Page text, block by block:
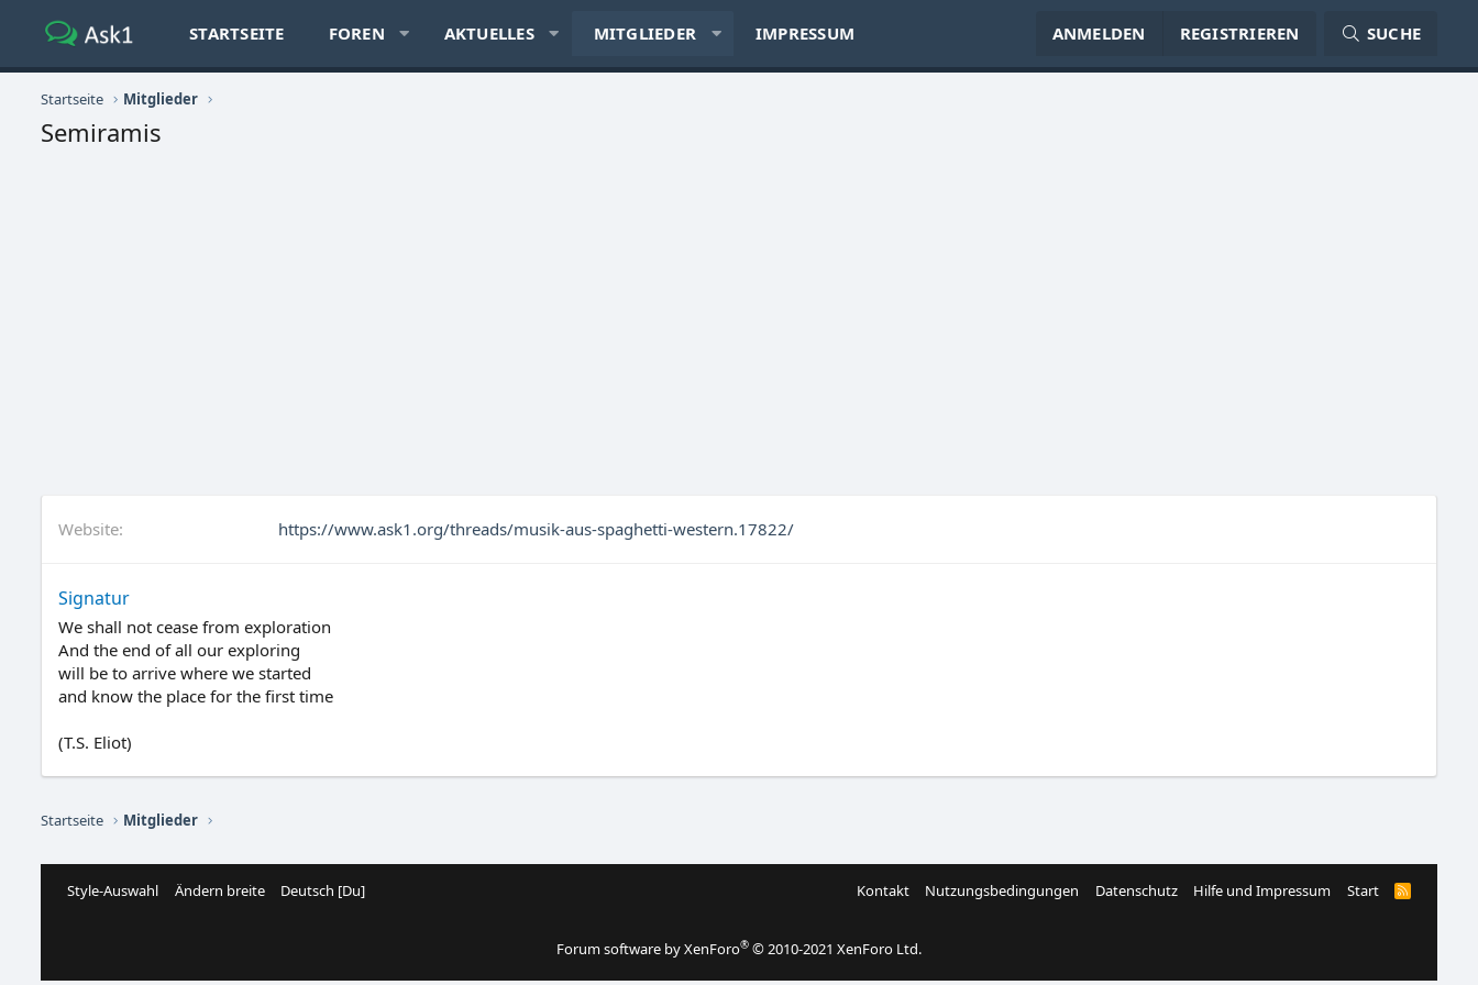
STARTSEITE FOREN AKTUELLES MITGLIEDER IMPRESSUM ANMELDEN REGISTRIEREN SUCHE
Startseite Mitglieder
Semiramis
Website https://www.ask1.org/threads/musik-aus-spaghetti-western.17822/
Signatur
We shall not cease from exploration
And the end of all our exploring
will be to arrive where we started
and know the place for the first time
(T.S. Eliot)
Startseite Mitglieder
Style-Auswahl Ändern breite Deutsch [Du] Kontakt Nutzungsbedingungen Datenschutz Hilfe und Impressum Start
R
Forum software by XenForo® © 2010-2021 XenForo Ltd.